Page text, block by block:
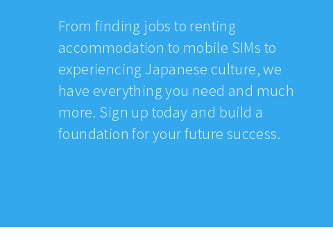
From finding jobs to renting
accommodation to mobile SIMs to
experiencing Japanese culture, we
have everything you need and much
more. Sign up today and build a
foundation for your future success.